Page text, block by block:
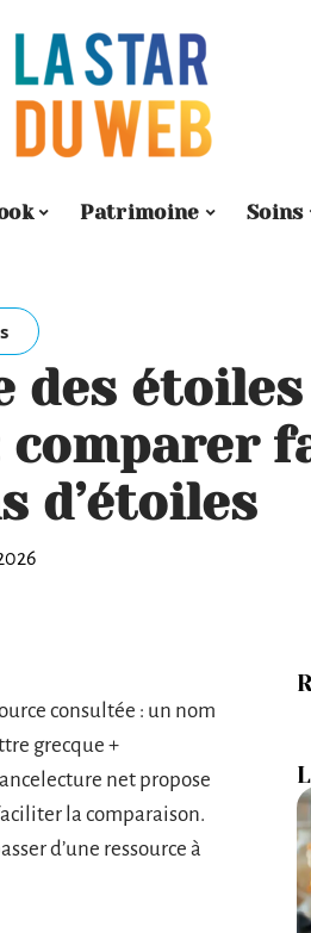
Patrimoine Soins
des
comparer
d’étoiles
consultée : un nom
grecque +
net propose
la comparaison.
d’une ressource à